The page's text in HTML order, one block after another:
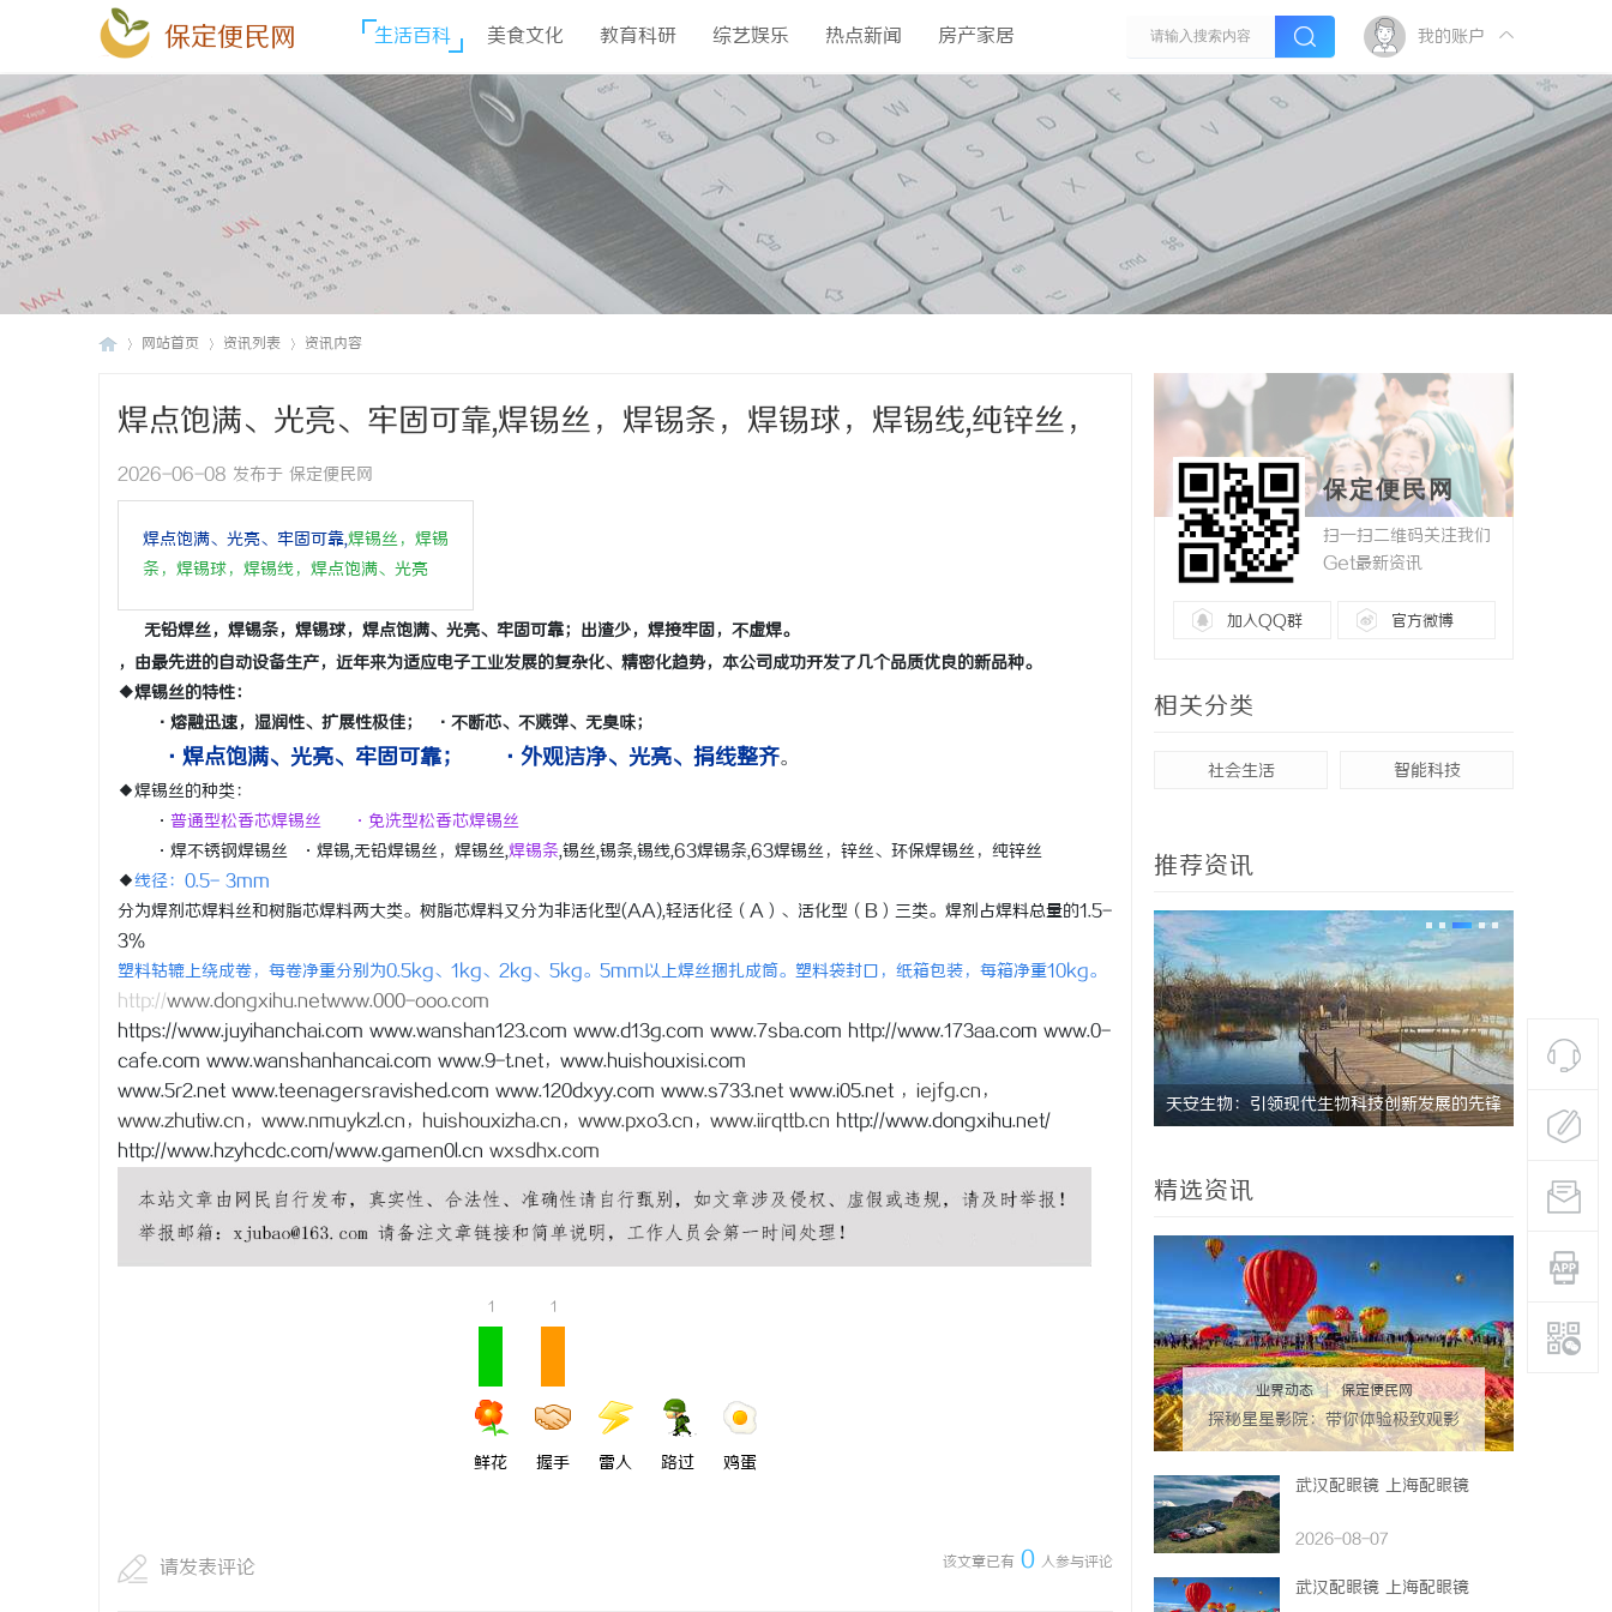
保定便民网 生活百科 美食文化 教育科研 综艺娱乐 热点新闻 房产家居 我的账户
网站首页 资讯列表 资讯内容
焊点饱满、光亮、牢固可靠,焊锡丝，焊锡条，焊锡球，焊锡线,纯锌丝，
无铅焊锡丝
2026-06-08 发布于 保定便民网
焊点饱满、光亮、牢固可靠,焊锡丝，焊锡
条，焊锡球，焊锡线，焊点饱满、光亮
无铅焊丝，焊锡条，焊锡球，焊点饱满、光亮、牢固可靠；出渣少，焊接牢固，不虚焊。
，由最先进的自动设备生产，近年来为适应电子工业发展的复杂化、精密化趋势，本公司成功开发了几个品质优良的新品种。
◆焊锡丝的特性：
·熔融迅速，湿润性、扩展性极佳； ·不断芯、不溅弹、无臭味；
·焊点饱满、光亮、牢固可靠； ·外观洁净、光亮、捐线整齐。
◆焊锡丝的种类：
· 普通型松香芯焊锡丝 ·免洗型松香芯焊锡丝
·焊不锈钢焊锡丝 ·焊锡,无铅焊锡丝，焊锡丝,焊锡条,锡丝,锡条,锡线,63焊锡条,63焊锡丝，锌丝、环保焊锡丝，纯锌丝
◆线径：0.5- 3mm
分为焊剂芯焊料丝和树脂芯焊料两大类。树脂芯焊料又分为非活化型(AA),轻活化径（A）、活化型（B）三类。焊剂占焊料总量的1.5-
3％
塑料轱辘上绕成卷，每卷净重分别为0.5kg、1kg、2kg、5kg。5mm以上焊丝捆扎成筒。塑料袋封口，纸箱包装，每箱净重10kg。
http://www.dongxihu.netwww.000-ooo.com
https://www.juyihanchai.com www.wanshan123.com www.d13g.com www.7sba.com http://www.173aa.com www.0-
cafe.com www.wanshanhancai.com www.9-t.net，www.huishouxisi.com
www.5r2.net www.teenagersravished.com www.120dxyy.com www.s733.net www.i05.net ， iejfg.cn ，
www.zhutiw.cn ， www.nmuykzl.cn ， huishouxizha.cn ， www.pxo3.cn ， www.iirqttb.cn http://www.dongxihu.net/
http://www.hzyhcdc.com/www.gamen0l.cn wxsdhx.com
1
鲜花
1
握手 雷人 路过 鸡蛋
该文章已有 0 人参与评论
请发表评论
保定便民网
扫一扫二维码关注我们
Get最新资讯
加入QQ群 官方微博
相关分类
社会生活 智能科技
推荐资讯
贝净 AC 国际医疗实验室，标准化研发体系
全解析
探究转轮除湿机的原理及其在现代生活中的应 天安生物：引领现代生物科技创新发展的先锋 上海工业
精选资讯
业界动态 | 保定便民网
探秘星星影院：带你体验极致观影
享受的独特空间
武汉配眼镜 上海配眼镜
2026-08-07
武汉配眼镜 上海配眼镜